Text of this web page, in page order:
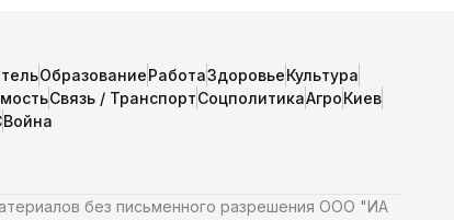
ОбразованиеРаботаЗдоровьеКультура
Связь / ТранспортСоцполитикаАгроКиев
Война
без письменного разрешения ООО "ИА